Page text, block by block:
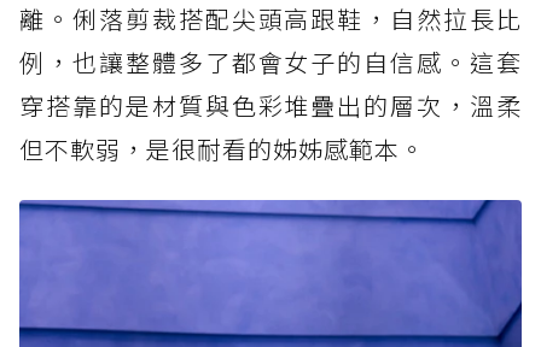
離。俐落剪裁搭配尖頭高跟鞋，自然拉長比
例，也讓整體多了都會女子的自信感。這套
穿搭靠的是材質與色彩堆疊出的層次，溫柔
但不軟弱，是很耐看的姊姊感範本。